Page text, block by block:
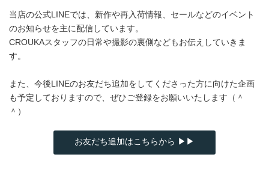
当店の公式LINEでは、新作や再入荷情報、セールなどのイベント
のお知らせを主に配信しています。
CROUKAスタッフの日常や撮影の裏側などもお伝えしていきま
す。
また、今後LINEのお友だち追加をしてくださった方に向けた企画
も予定しておりますので、ぜひご登録をお願いいたします（＾
＾）
お友だち追加はこちらから ▶▶